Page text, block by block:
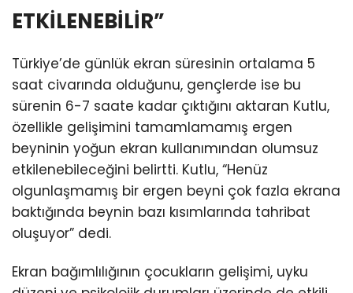
ETKİLENEBİLİR”
Türkiye’de günlük ekran süresinin ortalama 5
saat civarında olduğunu, gençlerde ise bu
sürenin 6-7 saate kadar çıktığını aktaran Kutlu,
özellikle gelişimini tamamlamamış ergen
beyninin yoğun ekran kullanımından olumsuz
etkilenebileceğini belirtti. Kutlu, “Henüz
olgunlaşmamış bir ergen beyni çok fazla ekrana
baktığında beynin bazı kısımlarında tahribat
oluşuyor” dedi.
Ekran bağımlılığının çocukların gelişimi, uyku